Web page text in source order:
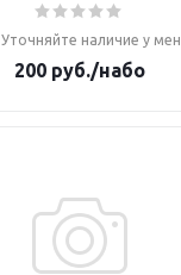
Уточняйте наличие у
200руб./набо